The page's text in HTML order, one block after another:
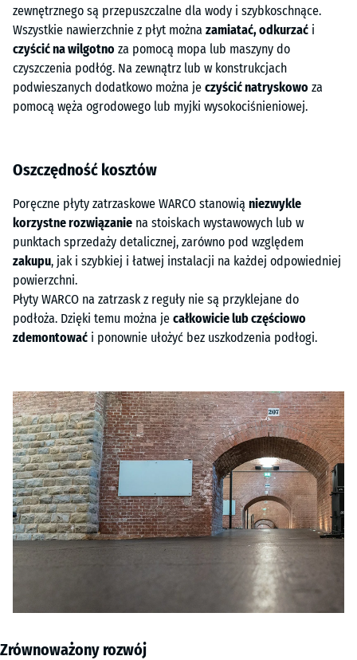
zewnętrznego są przepuszczalne dla wody i szybkoschnące.
Wszystkie nawierzchnie z płyt można zamiatać, odkurzać i
czyścić na wilgotno za pomocą mopa lub maszyny do
czyszczenia podłóg. Na zewnątrz lub w konstrukcjach
podwieszanych dodatkowo można je czyścić natryskowo za
pomocą węża ogrodowego lub myjki wysokociśnieniowej.
Oszczędność kosztów
Poręczne płyty zatrzaskowe WARCO stanowią niezwykle
korzystne rozwiązanie na stoiskach wystawowych lub w
punktach sprzedaży detalicznej, zarówno pod względem
zakupu, jak i szybkiej i łatwej instalacji na każdej odpowiedniej
powierzchni.
Płyty WARCO na zatrzask z reguły nie są przyklejane do
podłoża. Dzięki temu można je całkowicie lub częściowo
zdemontować i ponownie ułożyć bez uszkodzenia podłogi.
Zrównoważony rozwój